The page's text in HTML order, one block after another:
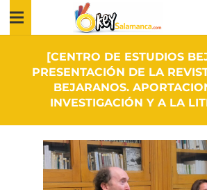
[CENTRO DE ESTUDIOS
PRESENTACIÓN DE LA
BEJARANOS.
INVESTIGACIÓN Y A LA